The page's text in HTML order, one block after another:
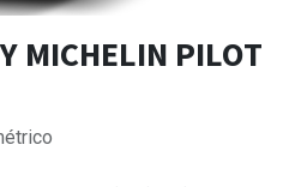
MICHELIN PILOT